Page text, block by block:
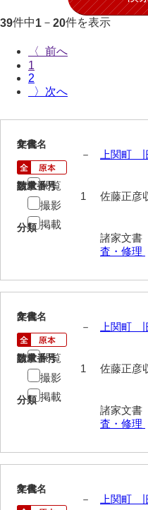
市川家文書
出羽家文書
伊藤家文書（山
井上家文書（防
井上勉家文書（
井下家文書（埼
今井家文書
39件中1 － 20件を表示
〈
1
2
〉
1
文書名
上関町
請求番号
佐藤正彦
分類
諸家文書
査・修理
年代
－
数量
1
閲覧
撮影
掲載
2
文書名
上関町
請求番号
佐藤正彦
分類
諸家文書
査・修理
年代
－
数量
1
閲覧
撮影
掲載
3
文書名
上関町
年代
－